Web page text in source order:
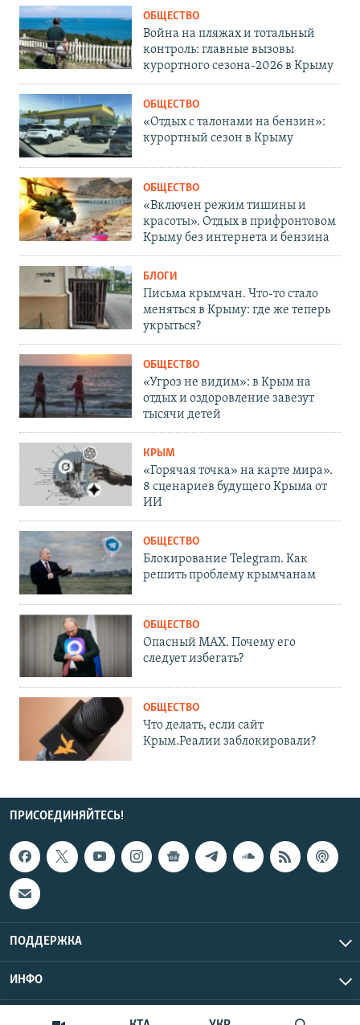
ОБЩЕСТВО
Война на пляжах и тотальный
контроль: главные вызовы
курортного сезона-2026 в Крыму
ОБЩЕСТВО
«Отдых с талонами на бензин»:
курортный сезон в Крыму
ОБЩЕСТВО
«Включен режим тишины и
красоты». Отдых в прифронтовом
Крыму без интернета и бензина
БЛОГИ
Письма крымчан. Что-то стало
меняться в Крыму: где же теперь
укрыться?
ОБЩЕСТВО
«Угроз не видим»: в Крым на
отдых и оздоровление завезут
тысячи детей
КРЫМ
«Горячая точка» на карте мира».
8 сценариев будущего Крыма от
ИИ
ОБЩЕСТВО
Блокирование Telegram. Как
решить проблему крымчанам
ОБЩЕСТВО
Опасный MAX. Почему его
следует избегать?
ОБЩЕСТВО
Что делать, если сайт
Крым.Реалии заблокировали?
ПРИСОЕДИНЯЙТЕСЬ!
ПОДДЕРЖКА
ИНФО
Copyright Крым.Реалии, 2026 | Все права защищены.
UTC+3